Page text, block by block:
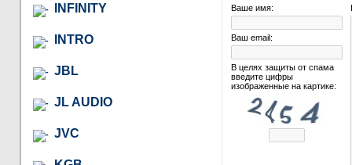
INFINITY
INTRO
JBL
JL AUDIO
JVC
Ваше имя:
Ваш email:
В целях защиты от спама
введите цифры
изображенные на картике: